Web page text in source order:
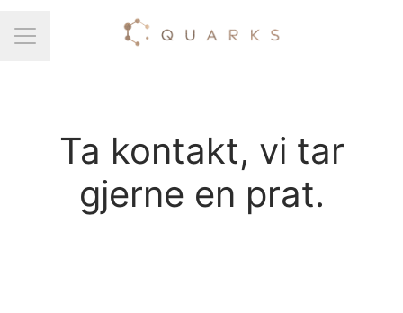
Karrieremeny
Ta kontakt, vi tar
gjerne en prat.